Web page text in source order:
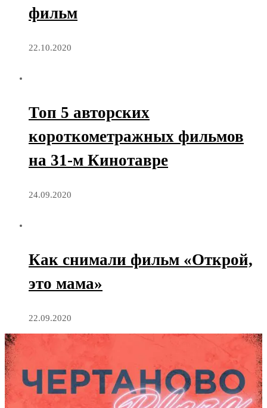
фильм
22.10.2020
Топ 5 авторских
короткометражных фильмов
на 31-м Кинотавре
24.09.2020
Как снимали фильм «Открой,
это мама»
22.09.2020